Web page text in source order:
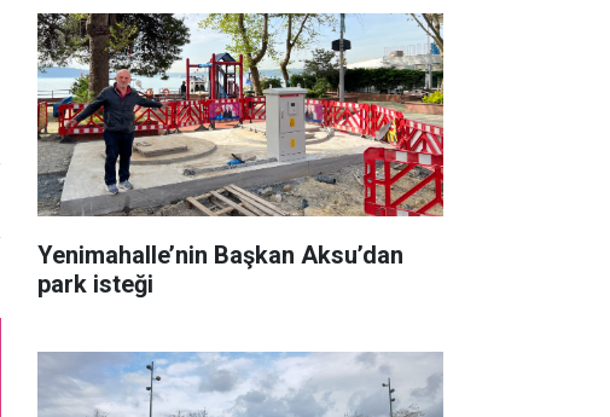
Yenimahalle’nin Başkan Aksu’dan
park isteği